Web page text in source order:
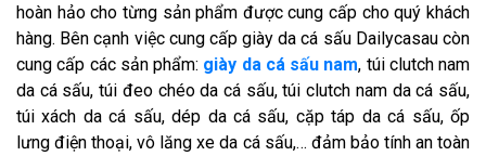
hoàn hảo cho từng sản phẩm được cung cấp cho quý khách
hàng. Bên cạnh việc cung cấp giày da cá sấu Dailycasau còn
cung cấp các sản phẩm: giày da cá sấu nam, túi clutch nam
da cá sấu, túi đeo chéo da cá sấu, túi clutch nam da cá sấu,
túi xách da cá sấu, dép da cá sấu, cặp táp da cá sấu, ốp
lưng điện thoại, vô lăng xe da cá sấu,… đảm bảo tính an toàn